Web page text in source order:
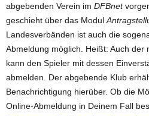
abgebenden Verein im DFBnet
geschieht über das Modul
Landesverbänden ist auch die
Abmeldung möglich. Heißt: Auch der
kann den Spieler mit dessen
abmelden. Der abgebende Klub
Benachrichtigung hierüber. Ob die
Online-Abmeldung in Deinem Fall